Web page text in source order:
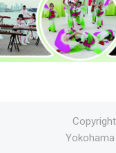
。
不
僅
是